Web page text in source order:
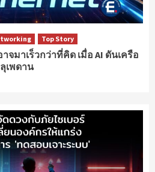
Top Story
จมาเร็วกว่าที่คิด เมื่อ AI ดันเครือ
เพดาน